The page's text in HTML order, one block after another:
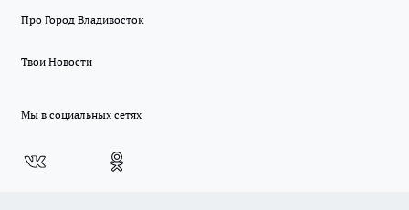
Про Город Владивосток
Твои Новости
Мы в социальных сетях